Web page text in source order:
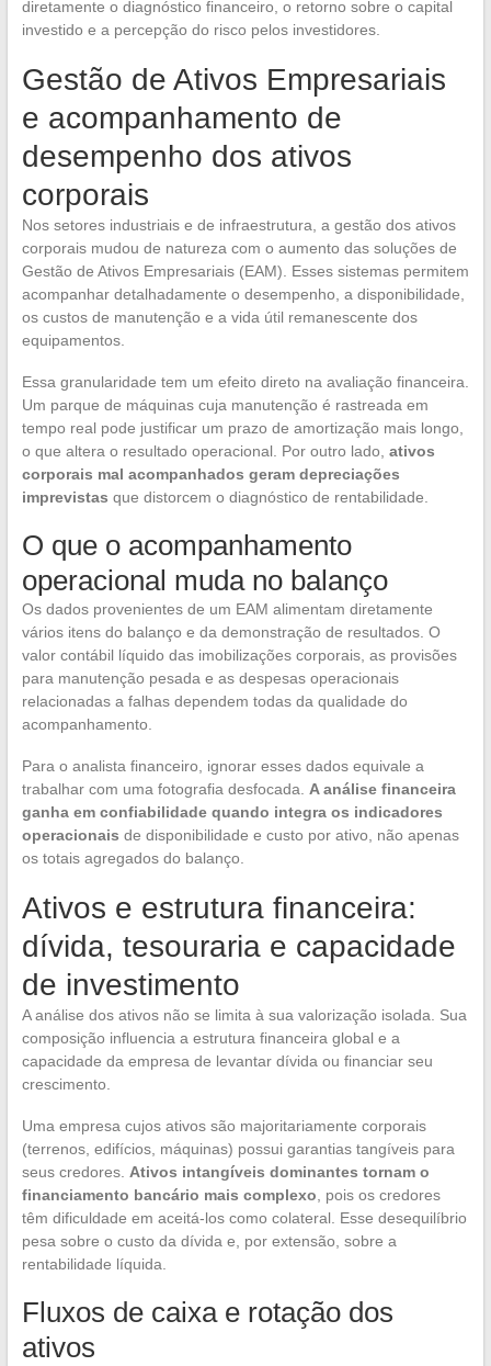
diretamente o diagnóstico financeiro, o retorno sobre o capital
investido e a percepção do risco pelos investidores.
Gestão de Ativos Empresariais
e acompanhamento de
desempenho dos ativos
corporais
Nos setores industriais e de infraestrutura, a gestão dos ativos
corporais mudou de natureza com o aumento das soluções de
Gestão de Ativos Empresariais (EAM). Esses sistemas permitem
acompanhar detalhadamente o desempenho, a disponibilidade,
os custos de manutenção e a vida útil remanescente dos
equipamentos.
Essa granularidade tem um efeito direto na avaliação financeira.
Um parque de máquinas cuja manutenção é rastreada em
tempo real pode justificar um prazo de amortização mais longo,
o que altera o resultado operacional. Por outro lado, ativos
corporais mal acompanhados geram depreciações
imprevistas que distorcem o diagnóstico de rentabilidade.
O que o acompanhamento
operacional muda no balanço
Os dados provenientes de um EAM alimentam diretamente
vários itens do balanço e da demonstração de resultados. O
valor contábil líquido das imobilizações corporais, as provisões
para manutenção pesada e as despesas operacionais
relacionadas a falhas dependem todas da qualidade do
acompanhamento.
Para o analista financeiro, ignorar esses dados equivale a
trabalhar com uma fotografia desfocada. A análise financeira
ganha em confiabilidade quando integra os indicadores
operacionais de disponibilidade e custo por ativo, não apenas
os totais agregados do balanço.
Ativos e estrutura financeira:
dívida, tesouraria e capacidade
de investimento
A análise dos ativos não se limita à sua valorização isolada. Sua
composição influencia a estrutura financeira global e a
capacidade da empresa de levantar dívida ou financiar seu
crescimento.
Uma empresa cujos ativos são majoritariamente corporais
(terrenos, edifícios, máquinas) possui garantias tangíveis para
seus credores. Ativos intangíveis dominantes tornam o
financiamento bancário mais complexo , pois os credores
têm dificuldade em aceitá-los como colateral. Esse desequilíbrio
pesa sobre o custo da dívida e, por extensão, sobre a
rentabilidade líquida.
Fluxos de caixa e rotação dos
ativos